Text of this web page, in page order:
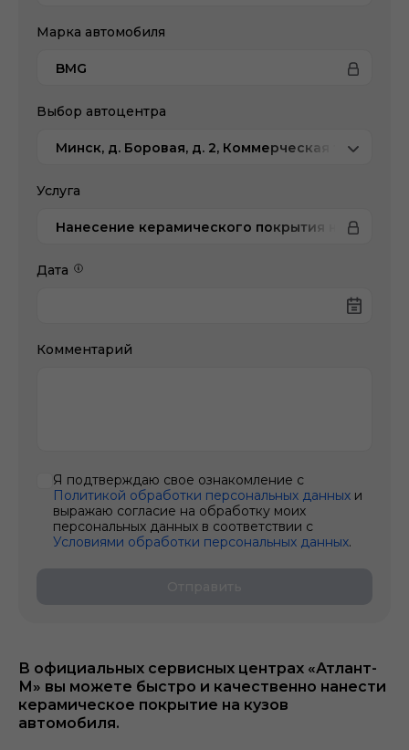
В официальных сервисных центрах «Атлант-
М» вы можете быстро и качественно нанести
керамическое покрытие на кузов
автомобиля.
Марка автомобиля
BMG
Выбор автоцентра
Минск, д. Боровая, д. 2, Коммерческая техника
Услуга
Нанесение керамического покрытия на кузов
Дата
Комментарий
Я подтверждаю свое ознакомление с
Политикой обработки персональных данных и
выражаю согласие на обработку моих
персональных данных в соответствии с
Условиями обработки персональных данных.